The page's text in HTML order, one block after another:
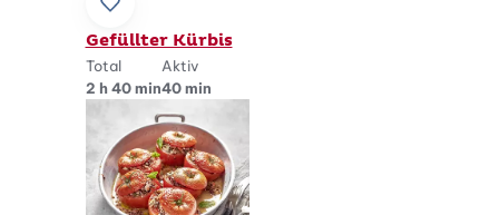
Zu Lieblingsrezepten hinzufügen
Gefüllter Kürbis
Total
2 h 40 min
Aktiv
40 min